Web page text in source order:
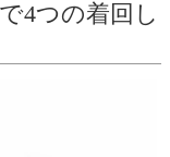
4つの着回し